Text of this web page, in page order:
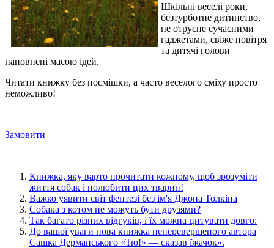
Шкільні веселі роки,
безтурботне дитинство,
не отруєне сучасними
гаджетами, свіже повітря
та дитячі голови
наповнені масою ідей.
Читати книжку без посмішки, а часто веселого сміху просто
неможливо!
Замовити
Книжка, яку варто прочитати кожному, щоб зрозуміти
життя собак і полюбити цих тварин!
Важко уявити світ фентезі без ім'я Джона Толкіна
Cобака з котом не можуть бути друзями?
Так багато різних відгуків, і їх можна цитувати довго:
До вашої уваги нова книжка неперевершеного автора
Сашка Дерманського «Тю!» — сказав їжачок».